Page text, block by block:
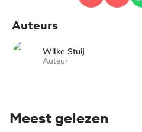
Auteurs
Wilke Stuij
Auteur
Meest gelezen